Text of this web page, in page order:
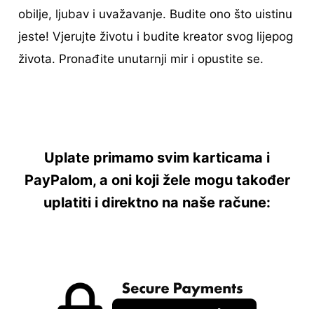
obilje, ljubav i uvažavanje. Budite ono što uistinu
jeste! Vjerujte životu i budite kreator svog lijepog
života. Pronađite unutarnji mir i opustite se.
Uplate primamo svim karticama i
PayPalom, a oni koji žele mogu također
uplatiti i direktno na naše račune: